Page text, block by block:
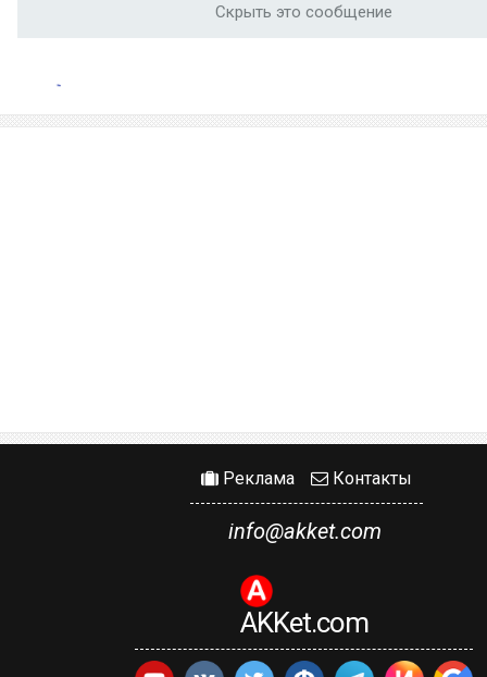
Скрыть это сообщение
Реклама Контакты
info@akket.com
AKKet.com